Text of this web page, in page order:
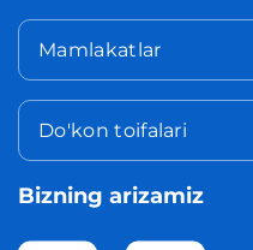
Mamlakatlar
Do'kon toifalari
Bizning arizamiz